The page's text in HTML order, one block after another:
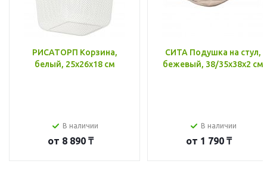
РИСАТОРП Корзина,
белый, 25x26x18 см
В наличии
от 8 890 ₸
СИТА Подушка на стул,
бежевый, 38/35x38x2 см
В наличии
от 1 790 ₸